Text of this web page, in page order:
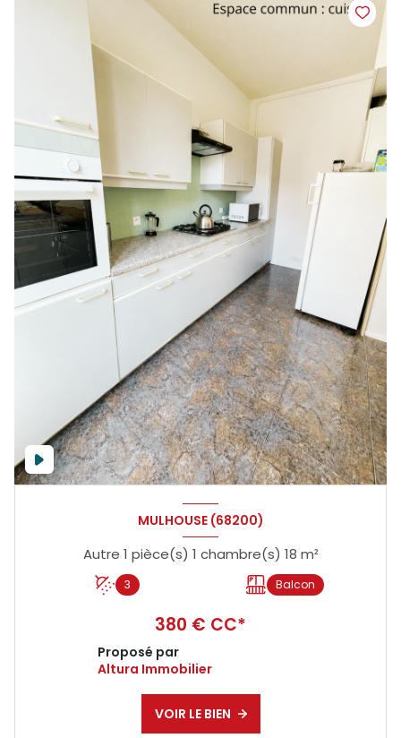
MULHOUSE (68200)
Autre 1 pièce(s) 1 chambre(s) 18 m²
3 Balcon
380 € CC*
Proposé par
Altura Immobilier
VOIR LE BIEN